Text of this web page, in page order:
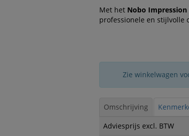
Met het Nobo
professionele en stijlvolle
Zie winkelwagen
Omschrijving
Adviesprijs excl. BTW